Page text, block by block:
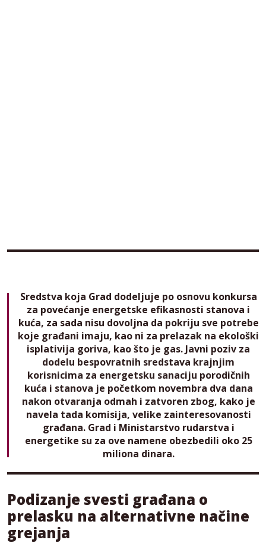
Sredstva koja Grad dodeljuje po osnovu konkursa
za povećanje energetske efikasnosti stanova i
kuća, za sada nisu dovoljna da pokriju sve potrebe
koje građani imaju, kao ni za prelazak na ekološki
isplativija goriva, kao što je gas. Javni poziv za
dodelu bespovratnih sredstava krajnjim
korisnicima za energetsku sanaciju porodičnih
kuća i stanova je početkom novembra dva dana
nakon otvaranja odmah i zatvoren zbog, kako je
navela tada komisija, velike zainteresovanosti
građana. Grad i Ministarstvo rudarstva i
energetike su za ove namene obezbedili oko 25
miliona dinara.
Podizanje svesti građana o
prelasku na alternativne načine
grejanja